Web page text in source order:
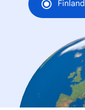
Finland